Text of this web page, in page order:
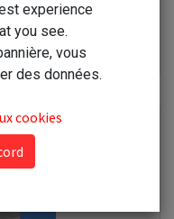
1l 6 doses
experience
you see.
vous
des données.
cookies